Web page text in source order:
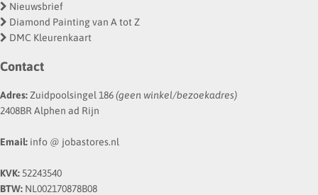
Nieuwsbrief
Diamond Painting van A tot Z
DMC Kleurenkaart
Contact
Adres:Zuidpoolsingel 186(geen winkel/bezoekadres)
2408BR Alphen ad Rijn
Email: info @ jobastores.nl
KVK: 52243540
BTW: NL002170878B08